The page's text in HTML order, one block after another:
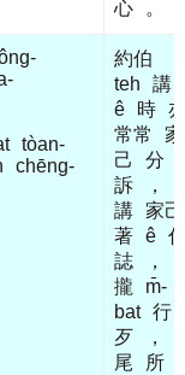
心 。
tòan-
chēng-
約伯
teh
講
ê
時
常常
家
己
分
訴
，
講 家己
著 ê
誌
，
攏
m̄-
bat 行
歹
，
尾
所